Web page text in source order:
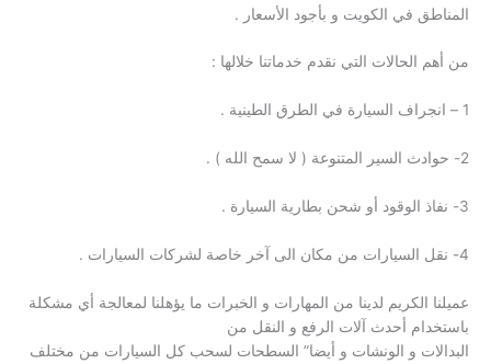
المناطق في الكويت و بأجود الأسعار .
من أهم الحالات التي نقدم خدماتنا خلالها :
1 – انجراف السيارة في الطرق الطينية .
2- حوادث السير المتنوعة ( لا سمح الله ) .
3- نفاذ الوقود أو شحن بطارية السيارة .
4- نقل السيارات من مكان الى آخر خاصة لشركات السيارات .
عميلنا الكريم لدينا من المهارات و الخبرات ما يؤهلنا لمعالجة أي مشكلة
باستخدام أحدث آلات الرفع و النقل من
البدالات و الونشات و أيضا” السطحات لسحب كل السيارات من مختلف